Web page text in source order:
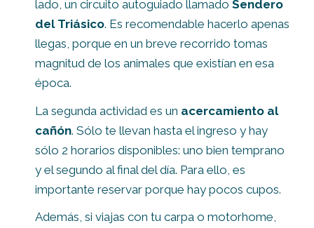
lado, un circuito autoguiado llamado Sendero
del Triásico. Es recomendable hacerlo apenas
llegas, porque en un breve recorrido tomas
magnitud de los animales que existían en esa
época.
La segunda actividad es un acercamiento al
cañón. Sólo te llevan hasta el ingreso y hay
sólo 2 horarios disponibles: uno bien temprano
y el segundo al final del día. Para ello, es
importante reservar porque hay pocos cupos.
Además, si viajas con tu carpa o motorhome,